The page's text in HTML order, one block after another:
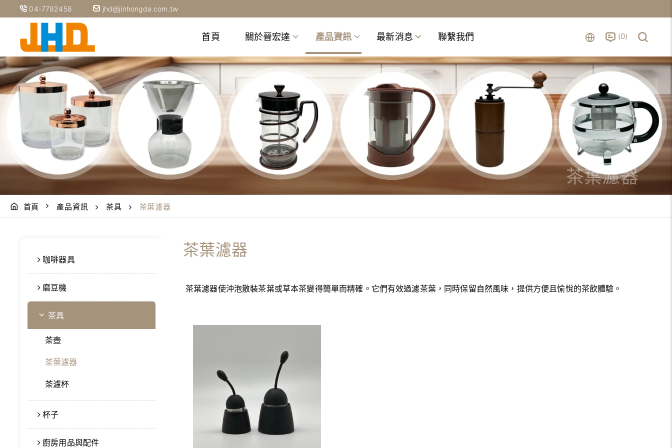
04-7792458 jhd@jinhongda.com.tw
首頁 關於晉宏達 產品資訊 最新消息 聯繫我們 0
茶葉濾器
首頁 產品資訊 茶具 茶葉濾器
咖啡器具
磨豆機
茶具
茶壺
茶葉濾器
茶濾杯
杯子
廚房用品與配件
茶葉濾器
茶葉濾器使沖泡散裝茶葉或草本茶變得簡單而精確。它們有效過濾茶葉，同時保留自然風味，提供方便且愉悅的茶飲體驗。